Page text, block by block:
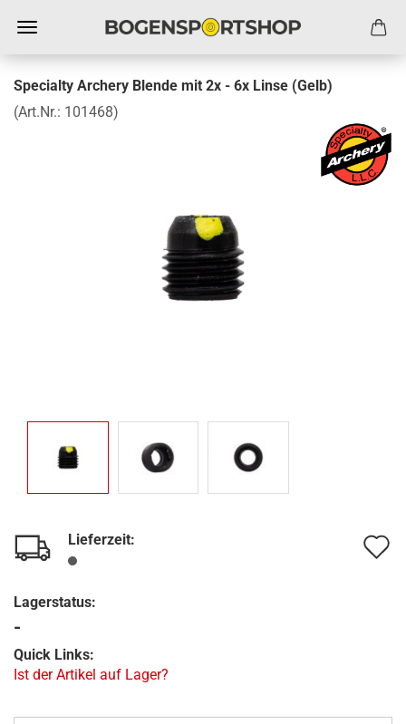
Specialty Archery Blende mit 2x - 6x Linse (Gelb)
(Art.Nr.: 101468)
Lieferzeit:
Lagerstatus:
-
Quick Links:
Ist der Artikel auf Lager?